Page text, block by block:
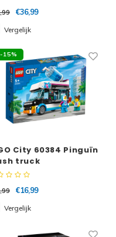
€36,99
Vergelijk
-15%
City 60384 Pinguïn
truck
€16,99
Vergelijk